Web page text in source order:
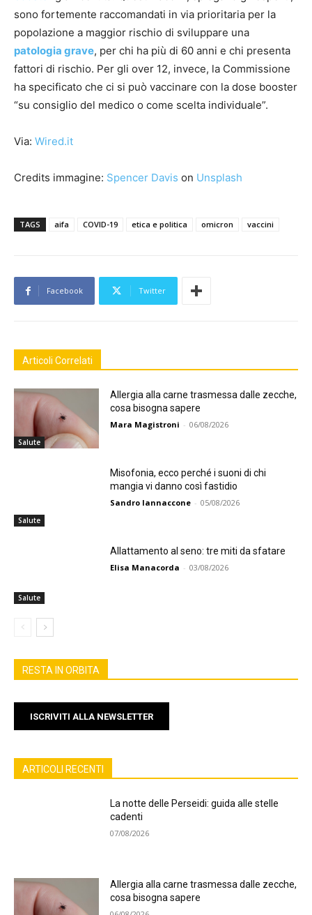
sono fortemente raccomandati in via prioritaria per la
popolazione a maggior rischio di sviluppare una
patologia grave, per chi ha più di 60 anni e chi presenta
fattori di rischio. Per gli over 12, invece, la Commissione
ha specificato che ci si può vaccinare con la dose booster
“su consiglio del medico o come scelta individuale”.
Via: Wired.it
Credits immagine: Spencer Davis on Unsplash
TAGS aifa COVID-19 etica e politica omicron vaccini
Facebook Twitter
Articoli Correlati
Salute
Allergia alla carne trasmessa dalle zecche,
cosa bisogna sapere
Mara Magistroni - 06/08/2026
Salute
Misofonia, ecco perché i suoni di chi
mangia vi danno così fastidio
Sandro Iannaccone - 05/08/2026
Salute
Allattamento al seno: tre miti da sfatare
Elisa Manacorda - 03/08/2026
RESTA IN ORBITA
ISCRIVITI ALLA NEWSLETTER
ARTICOLI RECENTI
La notte delle Perseidi: guida alle stelle
cadenti
07/08/2026
Allergia alla carne trasmessa dalle zecche,
cosa bisogna sapere